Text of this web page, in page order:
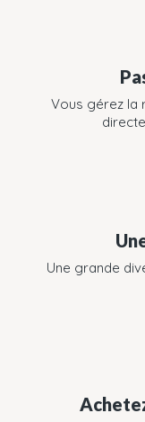
Vous gérez la
Une grande